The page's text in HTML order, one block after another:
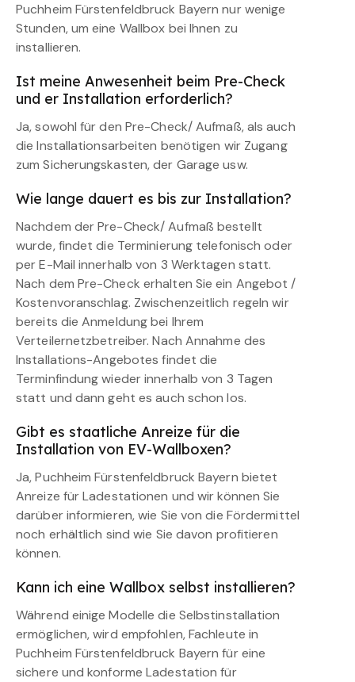
Puchheim Fürstenfeldbruck Bayern nur wenige
Stunden, um eine Wallbox bei Ihnen zu
installieren.
Ist meine Anwesenheit beim Pre-Check
und er Installation erforderlich?
Ja, sowohl für den Pre-Check/ Aufmaß, als auch
die Installationsarbeiten benötigen wir Zugang
zum Sicherungskasten, der Garage usw.
Wie lange dauert es bis zur Installation?
Nachdem der Pre-Check/ Aufmaß bestellt
wurde, findet die Terminierung telefonisch oder
per E-Mail innerhalb von 3 Werktagen statt.
Nach dem Pre-Check erhalten Sie ein Angebot /
Kostenvoranschlag. Zwischenzeitlich regeln wir
bereits die Anmeldung bei Ihrem
Verteilernetzbetreiber. Nach Annahme des
Installations-Angebotes findet die
Terminfindung wieder innerhalb von 3 Tagen
statt und dann geht es auch schon los.
Gibt es staatliche Anreize für die
Installation von EV-Wallboxen?
Ja, Puchheim Fürstenfeldbruck Bayern bietet
Anreize für Ladestationen und wir können Sie
darüber informieren, wie Sie von die Fördermittel
noch erhältlich sind wie Sie davon profitieren
können.
Kann ich eine Wallbox selbst installieren?
Während einige Modelle die Selbstinstallation
ermöglichen, wird empfohlen, Fachleute in
Puchheim Fürstenfeldbruck Bayern für eine
sichere und konforme Ladestation für